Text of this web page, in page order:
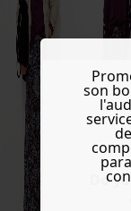
Do
son